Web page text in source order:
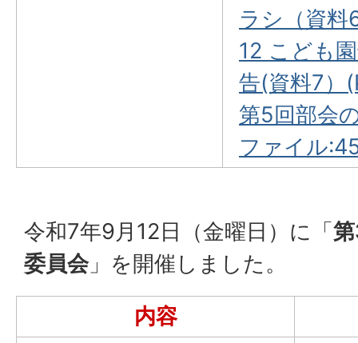
ラシ（資
12 こども
告(資料7）
第5回部会
ファイル
令和7年9月12日（金曜日）に「
委員会」を開催しました。
内容